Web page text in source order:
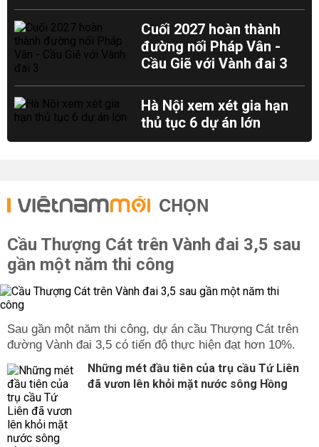
Cuối 2027 hoàn thành
đường nối Pháp Vân -
Cầu Giẽ với Vành đai 3
Hà Nội xem xét gia hạn
thủ tục 6 dự án lớn
CHỌN
Cầu Thượng Cát trên Vành đai 3,5 sau
gần một năm thi công
Sau gần một năm thi công, dự án cầu Thượng Cát trên
đường Vành đai 3,5 có tiến độ thực hiện đạt hơn 10%.
Những mét đầu tiên của trụ cầu Tứ Liên
đã vươn lên khỏi mặt nước sông Hồng